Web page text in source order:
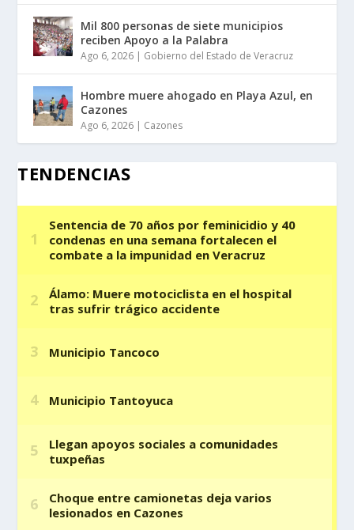
Mil 800 personas de siete municipios
reciben Apoyo a la Palabra
Ago 6, 2026 | Gobierno del Estado de Veracruz
Hombre muere ahogado en Playa Azul, en
Cazones
Ago 6, 2026 | Cazones
TENDENCIAS